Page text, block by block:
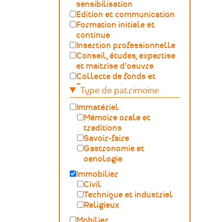
sensibilisation
Edition et communication
Formation initiale et
continue
Insertion professionnelle
Conseil, études, expertise
et maitrise d'oeuvre
Collecte de fonds et
financement
Gestion, développement,
ingénierie culturelle
Fédération – Syndicat
professionnel
Sciences du Patrimoine
(GOSP)
Archives /
Documentation
Conservation du
patrimoine et
archéologie
Humanités numériques
Type de patrimoine
Immatériel
Mémoire orale et
traditions
Savoir-faire
Gastronomie et
oenologie
Immobilier
Civil
Technique et industriel
Religieux